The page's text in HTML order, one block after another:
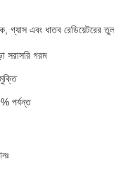
গ্যাস এবং ধাতব রেডিয়েটরের
সরাসরি গরম
পর্যন্ত